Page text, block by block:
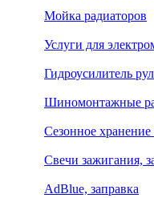
Мойка радиаторов
Услуги для
Гидроусилитель
Шиномонтажные
Сезонное
Свечи зажигания,
AdBlue, заправка